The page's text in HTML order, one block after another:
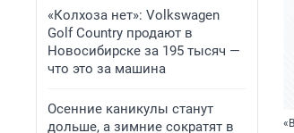
«Колхоза нет»: Volkswagen
Golf Сountry продают в
Новосибирске за 195 тысяч —
что это за машина
Осенние каникулы станут
дольше, а зимние сократят в